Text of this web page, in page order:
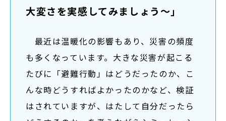
在学生の方
大学院生の方・修了生の方
お問い合わせ
大変さを実感してみましょう～」
最近は温暖化の影響もあり、災害の頻度
も多くなっています。大きな災害が起こる
たびに「避難行動」はどうだったのか、こ
んな時どうすればよかったのかなど、検証
はされていますが、はたして自分だったら